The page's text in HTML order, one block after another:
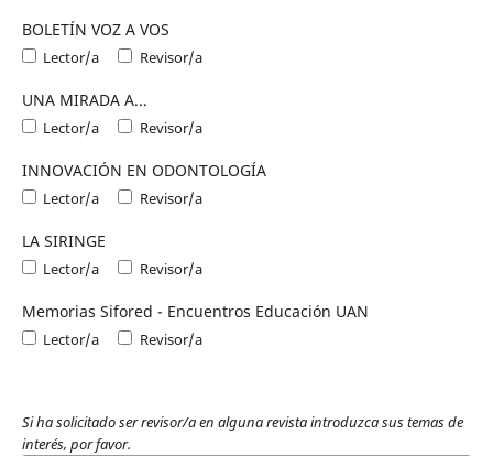
BOLETÍN VOZ A VOS
Lector/a Revisor/a
UNA MIRADA A...
Lector/a Revisor/a
INNOVACIÓN EN ODONTOLOGÍA
Lector/a Revisor/a
LA SIRINGE
Lector/a Revisor/a
Memorias Sifored - Encuentros Educación UAN
Lector/a Revisor/a
Si ha solicitado ser revisor/a en alguna revista introduzca sus temas de
interés, por favor.